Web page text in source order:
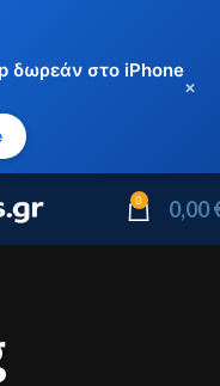
δωρεάν στο iPhone
×
0 0,00